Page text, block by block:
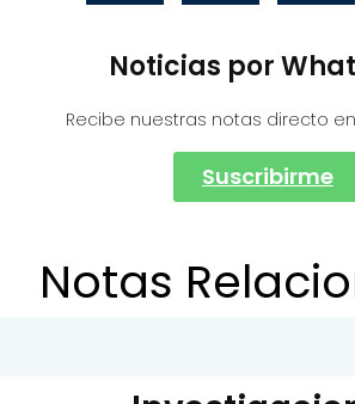
Noticias por
Recibe nuestras notas directo
Suscribirme
Notas